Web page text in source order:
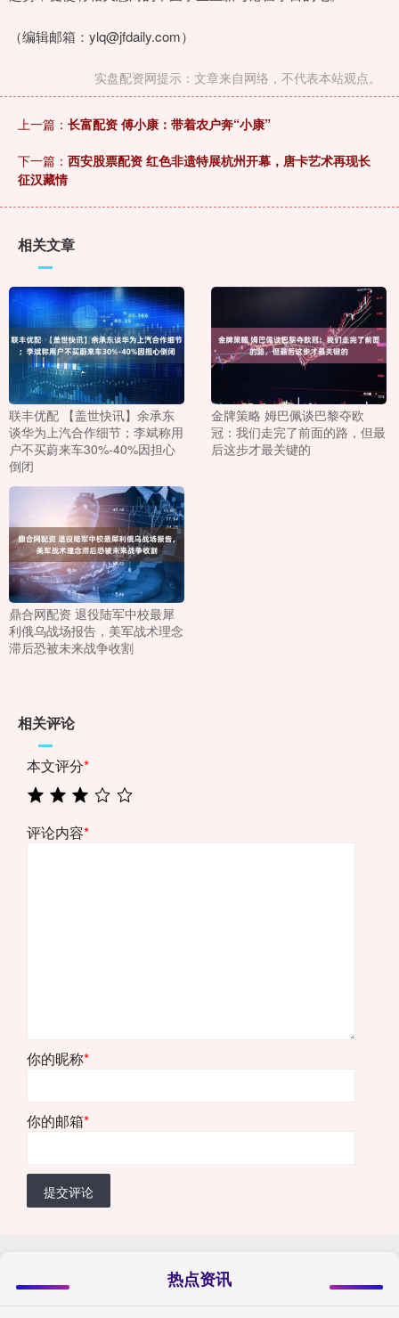
（编辑邮箱：ylq@jfdaily.com）
实盘配资网提示：文章来自网络，不代表本站观点。
上一篇： 长富配资 傅小康：带着农户奔“小康”
下一篇： 西安股票配资 红色非遗特展杭州开幕，唐卡艺术再现长
征汉藏情
相关文章
联丰优配 【盖世快讯】余承东
谈华为上汽合作细节；李斌称用
户不买蔚来车30%-40%因担心
倒闭
金牌策略 姆巴佩谈巴黎夺欧
冠：我们走完了前面的路，但最
后这步才最关键的
鼎合网配资 退役陆军中校最犀
利俄乌战场报告，美军战术理念
滞后恐被未来战争收割
相关评论
本文评分*
评论内容*
你的昵称*
你的邮箱*
提交评论
热点资讯